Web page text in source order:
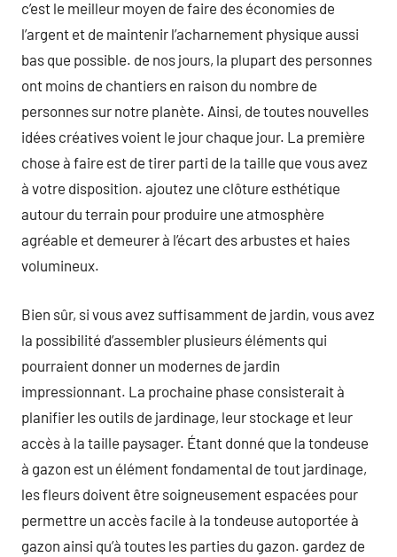
c’est le meilleur moyen de faire des économies de
l’argent et de maintenir l’acharnement physique aussi
bas que possible. de nos jours, la plupart des personnes
ont moins de chantiers en raison du nombre de
personnes sur notre planète. Ainsi, de toutes nouvelles
idées créatives voient le jour chaque jour. La première
chose à faire est de tirer parti de la taille que vous avez
à votre disposition. ajoutez une clôture esthétique
autour du terrain pour produire une atmosphère
agréable et demeurer à l’écart des arbustes et haies
volumineux.
Bien sûr, si vous avez suffisamment de jardin, vous avez
la possibilité d’assembler plusieurs éléments qui
pourraient donner un modernes de jardin
impressionnant. La prochaine phase consisterait à
planifier les outils de jardinage, leur stockage et leur
accès à la taille paysager. Étant donné que la tondeuse
à gazon est un élément fondamental de tout jardinage,
les fleurs doivent être soigneusement espacées pour
permettre un accès facile à la tondeuse autoportée à
gazon ainsi qu’à toutes les parties du gazon. gardez de